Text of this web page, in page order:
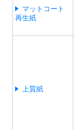
マットコート
再生紙
上質紙